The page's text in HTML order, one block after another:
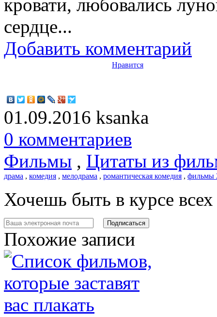
кровати, любовались
сердце...
Добавить комментарий
Нравится
01.09.2016 ksanka
0 комментариев
Фильмы , Цитаты из
драма , комедия , мелодрама , романтическая комедия , фильмы
Хочешь быть в курсе
Похожие записи